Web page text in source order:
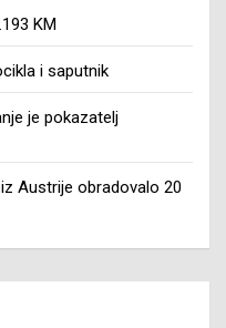
KM
i saputnik
je pokazatelj
iz Austrije obradovalo 20